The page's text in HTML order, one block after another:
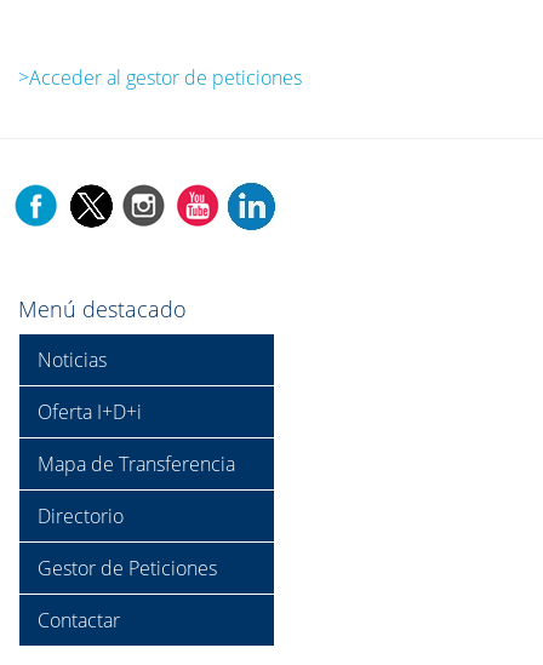
>Acceder al gestor de peticiones
Menú destacado
Noticias
Oferta I+D+i
Mapa de Transferencia
Directorio
Gestor de Peticiones
Contactar